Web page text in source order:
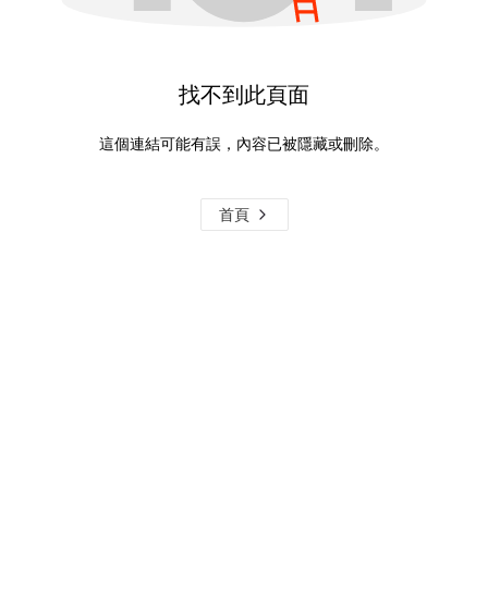
找不到此頁面
這個連結可能有誤，內容已被隱藏或刪除。
首頁